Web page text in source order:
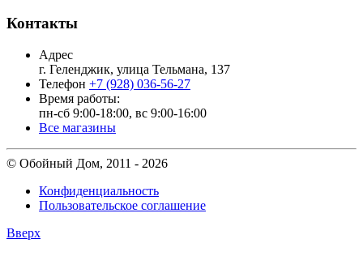
Контакты
Адрес
г. Геленджик, улица Тельмана, 137
Телефон +7 (928) 036-56-27
Время работы:
пн-сб 9:00-18:00, вс 9:00-16:00
Все магазины
© Обойный Дом, 2011 - 2026
Конфиденциальность
Пользовательское соглашение
Вверх